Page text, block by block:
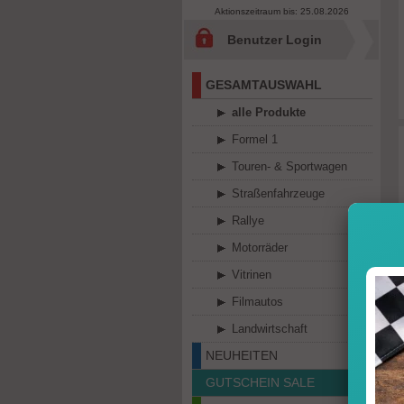
Aktionszeitraum bis: 25.08.2026
Benutzer Login
GESAMTAUSWAHL
alle Produkte
Formel 1
Touren- & Sportwagen
Straßenfahrzeuge
Rallye
Motorräder
Vitrinen
Filmautos
Landwirtschaft
NEUHEITEN
GUTSCHEIN SALE